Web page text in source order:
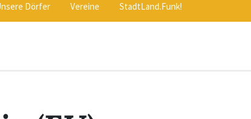
Dörfer Vereine
StadtLand.Funk!